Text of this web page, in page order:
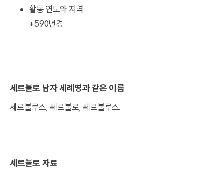
활동 연도와 지역
+590년경
세르불로 남자 세례명과 같은 이름
세르불루스, 쎄르불로, 쎄르불루스.
세르불로 자료